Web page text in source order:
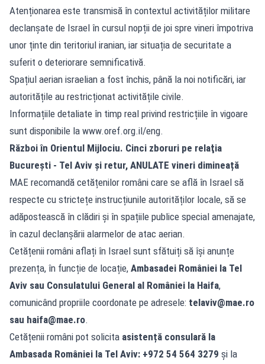
Atenționarea este transmisă în contextul activităților militare
declanșate de Israel în cursul nopții de joi spre vineri împotriva
unor ținte din teritoriul iranian, iar situația de securitate a
suferit o deteriorare semnificativă.
Spațiul aerian israelian a fost închis, până la noi notificări, iar
autoritățile au restricționat activitățile civile.
Informațiile detaliate în timp real privind restricțiile în vigoare
sunt disponibile la www.oref.org.il/eng.
Război în Orientul Mijlociu. Cinci zboruri pe relaţia
Bucureşti - Tel Aviv şi retur, ANULATE vineri dimineață
MAE recomandă cetățenilor români care se află în Israel să
respecte cu strictețe instrucțiunile autorităților locale, să se
adăpostească în clădiri și în spațiile publice special amenajate,
în cazul declanșării alarmelor de atac aerian.
Cetățenii români aflați în Israel sunt sfătuiți să își anunțe
prezența, în funcție de locație, Ambasadei României la Tel
Aviv sau Consulatului General al României la Haifa,
comunicând propriile coordonate pe adresele: telaviv@mae.ro
sau haifa@mae.ro.
Cetățenii români pot solicita asistență consulară la
Ambasada României la Tel Aviv: +972 54 564 3279 și la